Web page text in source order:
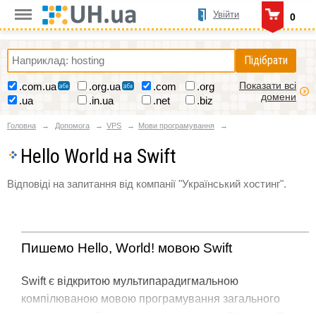
0
Увійти
Підібрати
.com.ua .org.ua .com
.org
.ua
.in.ua .net .biz
Показати всі
домени
Головна Допомога VPS Мови програмування
Hello World на Swift
Відповіді на запитання від компанії "Український хостинг".
Пишемо Hello, World! мовою Swift
Swift є відкритою мультипарадигмальною
компілюваною мовою програмування загального